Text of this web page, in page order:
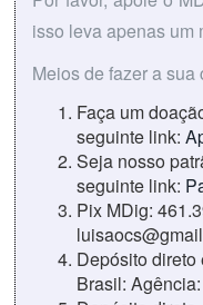
isso leva apenas um
Meios de fazer a sua
Faça um
seguinte link:
Seja nosso
seguinte link:
Pix MDig:
Depósito direto
Brasil: